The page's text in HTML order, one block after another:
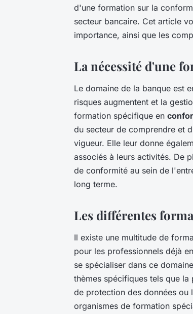
d'une formation sur la
secteur bancaire. Cet article
importance, ainsi que les
La nécessité d'une
Le domaine de la banque est
risques augmentent et la
formation spécifique en
du secteur de comprendre et
vigueur. Elle leur donne
associés à leurs activités. De
de conformité au sein de
long terme.
Les différentes
Il existe une multitude de
pour les professionnels déjà
se spécialiser dans ce
thèmes spécifiques tels que
de protection des données ou
organismes de formation